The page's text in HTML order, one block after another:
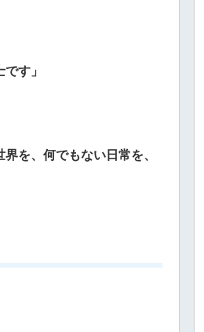
す」
を、何でもない日常を、